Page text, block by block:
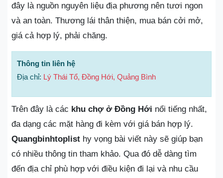
đây là nguồn nguyên liệu địa phương nên tươi ngon
và an toàn. Thương lái thân thiện, mua bán cởi mở,
giá cả hợp lý, phải chăng.
Thông tin liên hệ
Địa chỉ: Lý Thái Tổ, Đồng Hới, Quảng Bình
Trên đây là các khu chợ ở Đồng Hới nổi tiếng nhất,
đa dạng các mặt hàng đi kèm với giá bán hợp lý.
Quangbinhtoplist hy vọng bài viết này sẽ giúp bạn
có nhiều thông tin tham khảo. Qua đó dễ dàng tìm
đến địa chỉ phù hợp với điều kiện đi lại và nhu cầu